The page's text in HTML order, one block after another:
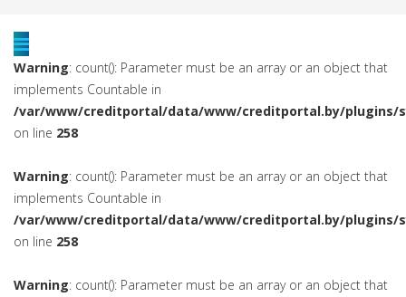
Warning: count(): Parameter must be an array or an object that
implements Countable in
/var/www/creditportal/data/www/creditportal.by/plugins/
on line 258
Warning: count(): Parameter must be an array or an object that
implements Countable in
/var/www/creditportal/data/www/creditportal.by/plugins/
on line 258
Warning: count(): Parameter must be an array or an object that